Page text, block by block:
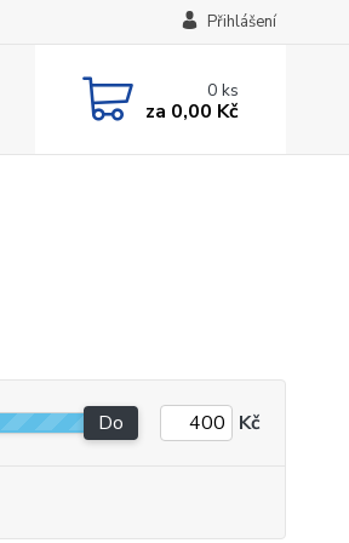
Přihlášení
0ks
za 0,00 Kč
Do Kč